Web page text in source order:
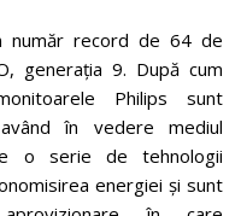
număr record de 64 de
generația 9. După cum
Philips sunt
în vedere mediul
o serie de tehnologii
energiei și sunt